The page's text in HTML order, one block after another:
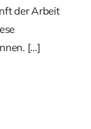
der Arbeit
[...]